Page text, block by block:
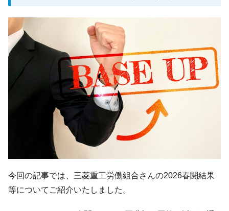
今回の記事では、三菱重工労働組合さんの2026春闘結果
等についてご紹介いたしました。